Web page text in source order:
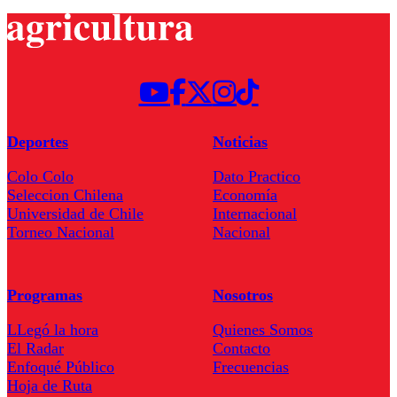
Deportes
Colo Colo
Seleccion Chilena
Universidad de Chile
Torneo Nacional
Noticias
Dato Practico
Economía
Internacional
Nacional
Programas
LLegó la hora
El Radar
Enfoqué Público
Hoja de Ruta
Nosotros
Quienes Somos
Contacto
Frecuencias